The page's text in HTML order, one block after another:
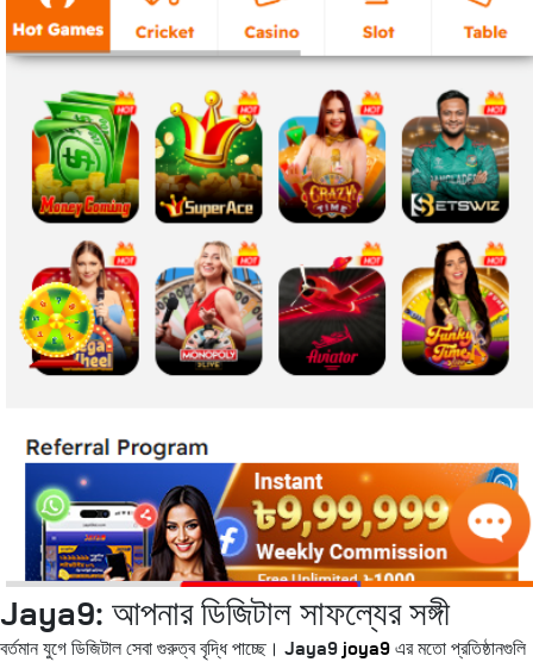
Jaya9: আপনার ডিজিটাল সাফল্যের সঙ্গী
বর্তমান যুগে ডিজিটাল সেবা গুরুত্ব বৃদ্ধি পাচ্ছে। Jaya9 joya9এর মতো প্রতিষ্ঠানগুলি